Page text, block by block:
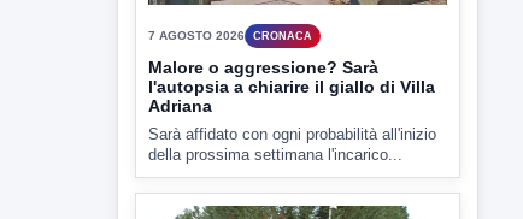
Sarà affidato con ogni probabilità all'inizio
della prossima settimana l'incarico...